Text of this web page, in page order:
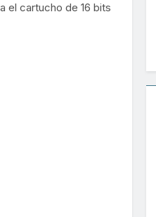
el cartucho de 16 bits